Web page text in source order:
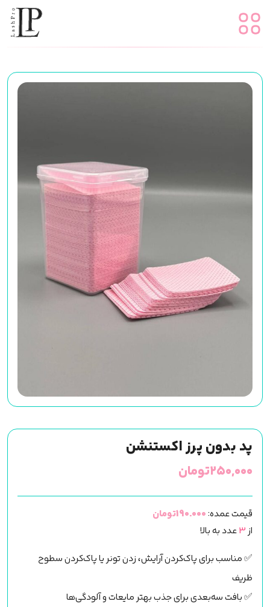
پد بدون پرز اکستنشن
۲۵۰,۰۰۰تومان
قیمت عمده:190.000تومان
از 3عدد به بالا
✅ مناسب برای پاک‌کردن آرایش، زدن تونر یا پاک‌کردن سطوح
ظریف
✅ بافت سه‌بعدی برای جذب بهتر مایعات و آلودگی‌ها